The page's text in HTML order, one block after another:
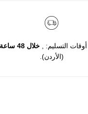
التسليم: , خلال 48 ساعة
(الأردن).